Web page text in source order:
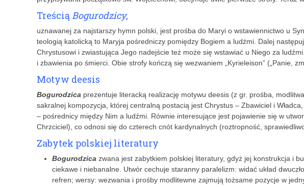
TreściąBogurodzicy,
uznawanej za najstarszy hymn polski, jest prośba do Maryi o wstawiennictwo u
teologią katolicką to Maryja pośredniczy pomiędzy Bogiem a ludźmi. Dalej
Chrystusowi i zwiastująca Jego nadejście też może się wstawiać u Niego za
i zbawienia po śmierci. Obie strofy kończą się wezwaniem „Kyrieleison” („Panie,
Motyw deesis
Bogurodzica prezentuje literacką realizację motywu deesis (z gr. prośba,
sakralnej kompozycja, której centralną postacią jest Chrystus – Zbawiciel i
– pośrednicy między Nim a ludźmi. Równie interesujące jest pojawienie się w
Chrzciciel), co odnosi się do czterech cnót kardynalnych (roztropność,
Zabytek polskiej literatury
Bogurodzica zwana jest zabytkiem polskiej literatury, gdyż jej konstrukcja i
ciekawe i niebanalne. Utwór cechuje staranny paralelizm: widać układ
refren; wersy: wezwania i prośby modlitewne zajmują tożsame pozycje w